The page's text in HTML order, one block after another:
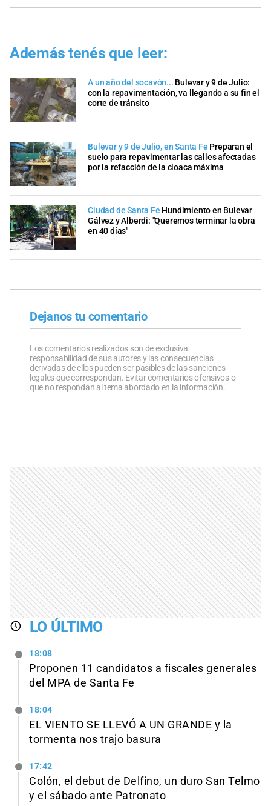
Además tenés que leer:
A un año del socavón... Bulevar y 9 de Julio:
con la repavimentación, va llegando a su fin el
corte de tránsito
Bulevar y 9 de Julio, en Santa Fe Preparan el
suelo para repavimentar las calles afectadas
por la refacción de la cloaca máxima
Ciudad de Santa Fe Hundimiento en Bulevar
Gálvez y Alberdi: "Queremos terminar la obra
en 40 días"
Dejanos tu comentario
Los comentarios realizados son de exclusiva
responsabilidad de sus autores y las consecuencias
derivadas de ellos pueden ser pasibles de las sanciones
legales que correspondan. Evitar comentarios ofensivos o
que no respondan al tema abordado en la información.
LO ÚLTIMO
18:08
Proponen 11 candidatos a fiscales generales
del MPA de Santa Fe
18:04
EL VIENTO SE LLEVÓ A UN GRANDE y la
tormenta nos trajo basura
17:42
Colón, el debut de Delfino, un duro San Telmo
y el sábado ante Patronato